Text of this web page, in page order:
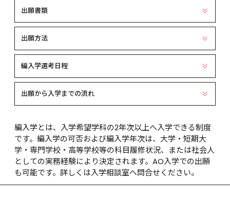
出願書類
出願方法
編入学選考日程
出願から入学までの流れ
編入学とは、入学希望学科の2年次以上へ入学できる制度
です。編入学の可否および編入学年次は、大学・短期大
学・専門学校・高等学校等の科目履修状況、または社会人
としての実務経験により決定されます。AO入学での出願
も可能です。詳しくは入学相談室へ問合せください。